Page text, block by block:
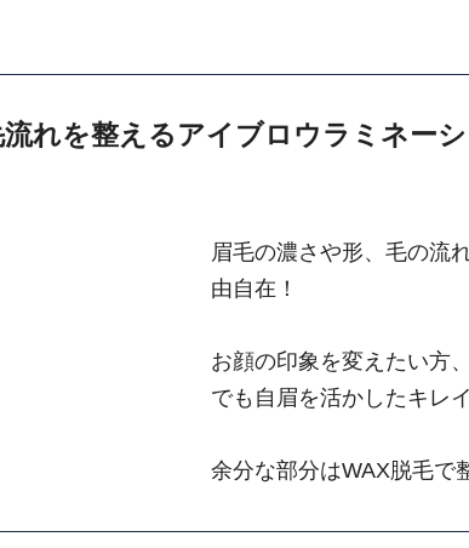
れを整えるアイブロウラミネー
眉毛の濃さや形、毛の流
由自在！
お顔の印象を変えたい方
でも自眉を活かしたキレ
余分な部分はWAX脱毛で